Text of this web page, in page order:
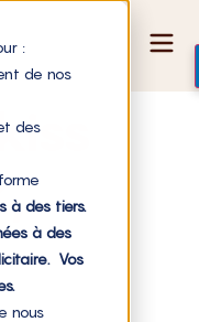
:
de nos
des
à des tiers.
à des
Vos
nous